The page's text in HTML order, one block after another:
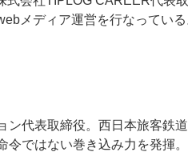
メディア運営を行なってい
ン代表取締役。西日本旅客鉄
令ではない巻き込み力を発揮